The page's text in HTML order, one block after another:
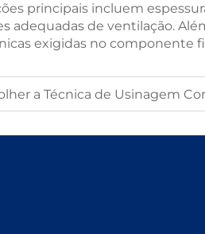
principais incluem
adequadas de ventilação.
exigidas no componente